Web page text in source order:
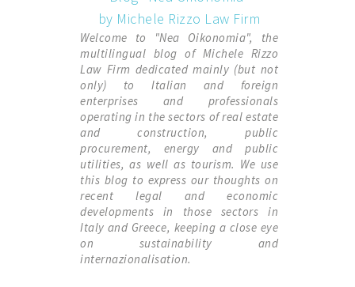
by Michele Rizzo Law Firm
Welcome to "Nea Oikonomia", the
multilingual blog of Michele Rizzo
Law Firm dedicated mainly (but not
only) to Italian and foreign
enterprises and professionals
operating in the sectors of real estate
and construction, public
procurement, energy and public
utilities, as well as tourism. We use
this blog to express our thoughts on
recent legal and economic
developments in those sectors in
Italy and Greece, keeping a close eye
on sustainability and
internazionalisation.